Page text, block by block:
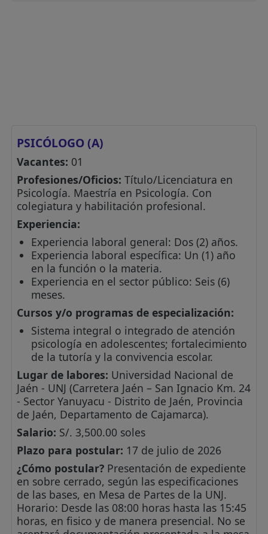
PSICÓLOGO (A)
Vacantes: 01
Profesiones/Oficios: Título/Licenciatura en
Psicología. Maestría en Psicología. Con
colegiatura y habilitación profesional.
Experiencia:
Experiencia laboral general: Dos (2) años.
Experiencia laboral específica: Un (1) año
en la función o la materia.
Experiencia en el sector público: Seis (6)
meses.
Cursos y/o programas de especialización:
Sistema integral o integrado de atención
psicología en adolescentes; fortalecimiento
de la tutoría y la convivencia escolar.
Lugar de labores: Universidad Nacional de
Jaén - UNJ (Carretera Jaén – San Ignacio Km. 24
- Sector Yanuyacu - Distrito de Jaén, Provincia
de Jaén, Departamento de Cajamarca).
Salario: S/. 3,500.00 soles
Plazo para postular: 17 de julio de 2026
¿Cómo postular? Presentación de expediente
en sobre cerrado, según las especificaciones
de las bases, en Mesa de Partes de la UNJ.
Horario: Desde las 08:00 horas hasta las 15:45
horas, en fisico y de manera presencial. No se